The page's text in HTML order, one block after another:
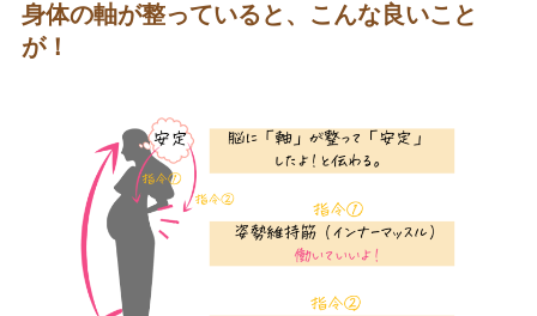
身体の軸が整っていると、こんな良いこと
が！